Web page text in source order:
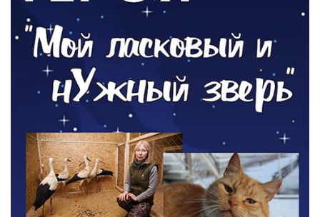
Где хранить велосипед?
06.08.2026